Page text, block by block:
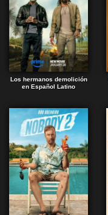
Los hermanos demolición
en Español Latino